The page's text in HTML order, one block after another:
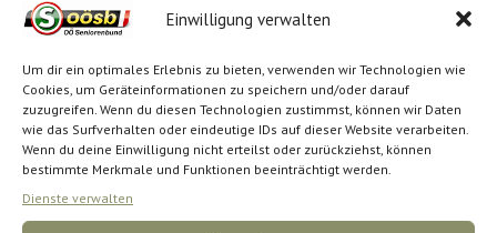
Einwilligung verwalten
Um dir ein optimales Erlebnis zu bieten, verwenden wir Technologien wie
Cookies, um Geräteinformationen zu speichern und/oder darauf
zuzugreifen. Wenn du diesen Technologien zustimmst, können wir Daten
wie das Surfverhalten oder eindeutige IDs auf dieser Website verarbeiten.
Wenn du deine Einwilligung nicht erteilst oder zurückziehst, können
bestimmte Merkmale und Funktionen beeinträchtigt werden.
Dienste verwalten